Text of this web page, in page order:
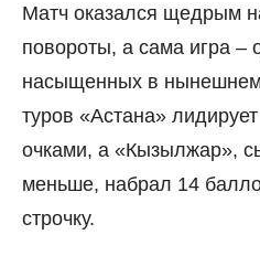
Матч оказался щедрым
повороты, а сама игра –
насыщенных в
туров «Астана»
очками, а «Кызылжар»,
меньше, набрал 14
строчку.